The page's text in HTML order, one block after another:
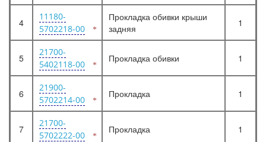
4
11180-
5702218-00
Прокладка обивки крыши
задняя
1
5
21700-
5402118-00
Прокладка обивки 1
6
21900-
5702214-00
Прокладка 1
7
21700-
5702222-00
Прокладка 1